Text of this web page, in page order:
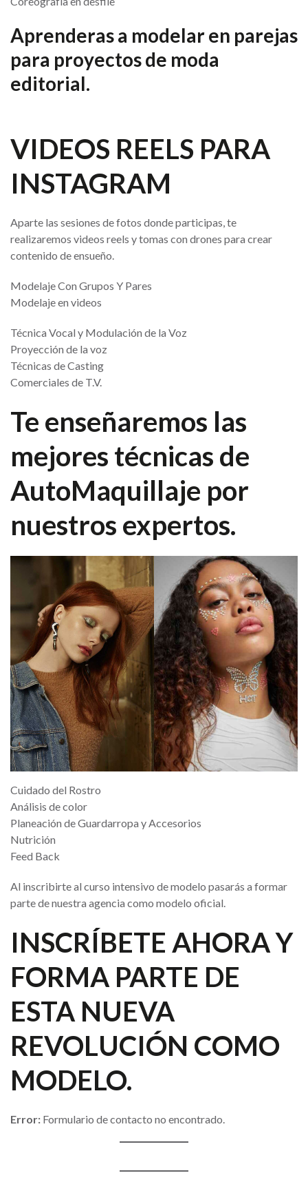
Aprenderas a modelar en parejas
para proyectos de moda
editorial.
VIDEOS REELS PARA
INSTAGRAM
Aparte las sesiones de fotos donde participas, te
realizaremos videos reels y tomas con drones para crear
contenido de ensueño.
Modelaje Con Grupos Y Pares
Modelaje en videos
Técnica Vocal y Modulación de la Voz
Proyección de la voz
Técnicas de Casting
Comerciales de T.V.
Te enseñaremos las
mejores técnicas de
AutoMaquillaje por
nuestros expertos.
Cuidado del Rostro
Análisis de color
Planeación de Guardarropa y Accesorios
Nutrición
Feed Back
Al inscribirte al curso intensivo de modelo pasarás a formar
parte de nuestra agencia como modelo oficial.
INSCRÍBETE AHORA Y
FORMA PARTE DE
ESTA NUEVA
REVOLUCIÓN COMO
MODELO.
Error: Formulario de contacto no encontrado.